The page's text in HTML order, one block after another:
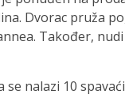
Dvorac pruža
Također,
nalazi 10